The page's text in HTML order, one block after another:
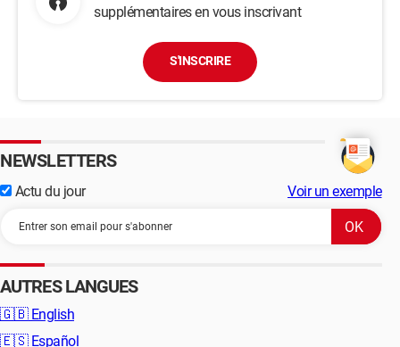
supplémentaires en vous inscrivant
S'INSCRIRE
NEWSLETTERS
Actu du jour Voir un exemple
AUTRES LANGUES
🇬🇧 English
🇪🇸 Español